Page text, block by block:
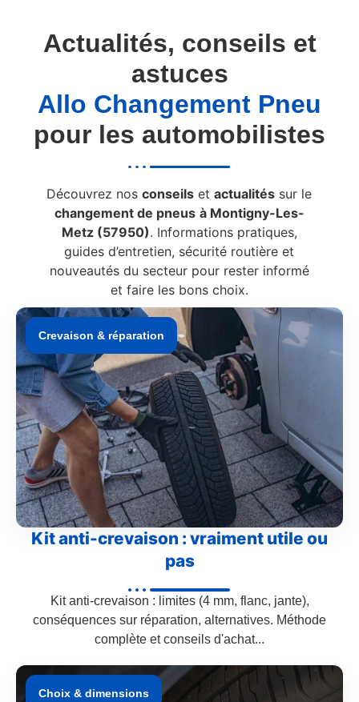
Actualités, conseils et
astuces
Allo Changement Pneu
pour les automobilistes
Découvrez nosconseils etactualités sur le
changement de pneus à Montigny-Les-
Metz (57950). Informations pratiques,
guides d’entretien, sécurité routière et
nouveautés du secteur pour rester informé
et faire les bons choix.
Crevaison & réparation
Kit anti-crevaison : vraiment utile ou
pas
Kit anti-crevaison : limites (4 mm, flanc, jante),
conséquences sur réparation, alternatives. Méthode
complète et conseils d'achat...
Choix & dimensions